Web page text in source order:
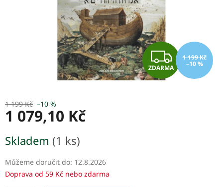
Z
D
ZDARMA
1 199 Kč
–10 %
1 199 Kč –10 %
1 079,10 Kč
cena:
Skladem (1 ks)
Můžeme doručit do: 12.8.2026
Doprava od 59 Kč nebo zdarma